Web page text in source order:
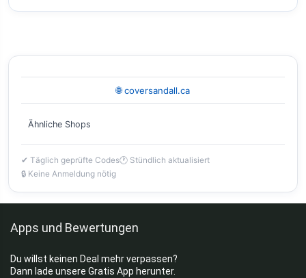
🌐 coversandall.ca
Ähnliche Shops
✔ Täglich geprüfte Codes🕐 Stündlich aktualisiert
🔒 Keine Anmeldung nötig
Apps und Bewertungen
Du willst keinen Deal mehr verpassen?
Dann lade unsere Gratis App herunter.